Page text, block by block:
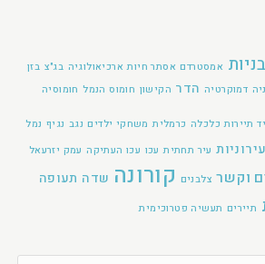
אמסטרדם אסתר חיות ארכיאולוגיה בג"צ בזן
דמוקרטיה הדר הקישון חומוס הנמל חומוסיה
תיירות כלכלה כרמלית משחקי ילדים נגב נגיף נמל
עירוניות עיר תחתית עכו עכו העתיקה עמק יזרעאל
וקשר צלבנים קורונה שדה תעופה
תיירים תעשיה פטרוכימית